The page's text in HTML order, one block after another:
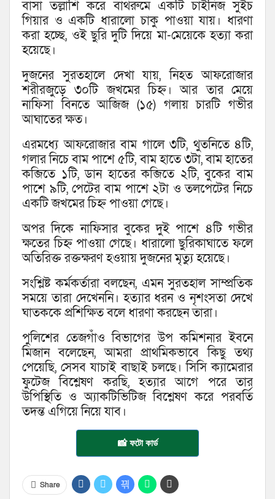
বাসা তল্লাশি করে বাথরুমে একটি চাইনিজ সুইচ
গিয়ার ও একটি ধারালো চাকু পাওয়া যায়। ধারণা
করা হচ্ছে, ওই ছুরি দুটি দিয়ে মা-মেয়েকে হত্যা করা
হয়েছে।
দুজনের সুরতহালে দেখা যায়, নিহত আফরোজার
শরীরজুড়ে ৩০টি জখমের চিহ্ন। আর তার মেয়ে
নাফিসা বিনতে আজিজ (১৫) গলায় চারটি গভীর
আঘাতের ক্ষত।
এরমধ্যে আফরোজার বাম গালে ৩টি, থুতনিতে ৪টি,
গলার নিচে বাম পাশে ৫টি, বাম হাতে ৩টা, বাম হাতের
কব্জিতে ১টি, ডান হাতের কব্জিতে ২টি, বুকের বাম
পাশে ৯টি, পেটের বাম পাশে ২টা ও তলপেটের নিচে
একটি জখমের চিহ্ন পাওয়া গেছে।
অপর দিকে নাফিসার বুকের দুই পাশে ৪টি গভীর
ক্ষতের চিহ্ন পাওয়া গেছে। ধারালো ছুরিকাঘাতে ফলে
অতিরিক্ত রক্তক্ষরণ হওয়ায় দুজনের মৃত্যু হয়েছে।
সংশ্লিষ্ট কর্মকর্তারা বলছেন, এমন সুরতহাল সাম্প্রতিক
সময়ে তারা দেখেননি। হত্যার ধরন ও নৃশংসতা দেখে
ঘাতককে প্রশিক্ষিত বলে ধারণা করছেন তারা।
পুলিশের তেজগাঁও বিভাগের উপ কমিশনার ইবনে
মিজান বলেছেন, আমরা প্রাথমিকভাবে কিছু তথ্য
পেয়েছি, সেসব যাচাই বাছাই চলছে। সিসি ক্যামেরার
ফুটেজ বিশ্লেষণ করছি, হত্যার আগে পরে তার
উপিস্থিতি ও অ্যাকটিভিটিজ বিশ্লেষণ করে পরবর্তি
তদন্ত এগিয়ে নিয়ে যাব।
📸 ফটো কার্ড
Share